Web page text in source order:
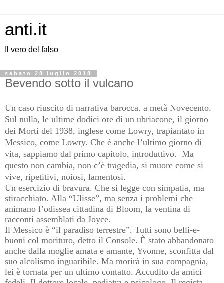
anti.it
Il vero del falso
sabato 28 luglio 2018
Bevendo sotto il vulcano
Un caso riuscito di narrativa barocca. a metà Novecento.
Sul nulla, le ultime dodici ore di un ubriacone, il giorno
dei Morti del 1938, inglese come Lowry, trapiantato in
Messico, come Lowry. Che è anche l’ultimo giorno di
vita, sappiamo dal primo capitolo, introduttivo. Ma
questo non cambia, non c’è tragedia, si muore come si
vive, ripetitivi, noiosi, lamentosi.
Un esercizio di bravura. Che si legge con simpatia, ma
stiracchiato. Alla “Ulisse”, ma senza i problemi che
animano l’odissea cittadina di Bloom, la ventina di
racconti assemblati da Joyce.
Il Messico è “il paradiso terrestre”. Tutti sono belli-e-
buoni col morituro, detto il Console. È stato abbandonato
anche dalla moglie amata e amante, Yvonne, sconfitta dal
suo alcolismo inguaribile. Ma morirà in sua compagnia,
lei è tornata per un ultimo contatto. Accudito da amici